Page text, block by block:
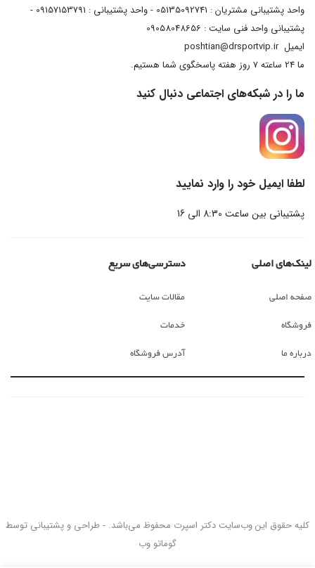
واحد پشتیبانی مشتریان : 05135092741 - واحد پشتیبانی : 09157153791 -
پشتیبانی واحد فنی سایت : 09058048656
ایمیلposhtian@drsportvip.ir
ما 24 ساعته 7 روز هفته پاسخگوی شما هستیم.
ما را در شبکه‌های اجتماعی دنبال کنید
لطفا ایمیل خود را وارد نمایید
پشتیبانی بین ساعت 8:30 الی 16
لینک‌های اصلی
صفحه اصلی
فروشگاه
درباره ما
دسترسی‌های سریع
مقالات سایت
خدمات
آدرس فروشگاه
کلیه حقوق این وب‌سایت دکتر اسپرت محفوظ می‌باشد. - طراحی و پشتیبانی توسط
گوماتو وب